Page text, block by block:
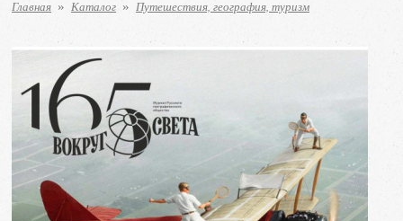
Главная » Каталог » Путешествия, география, туризм